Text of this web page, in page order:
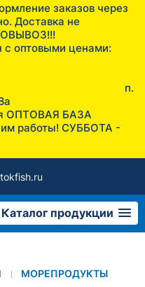
заказов через
Доставка не
САМОВЫВОЗ!!!
с оптовыми ценами:
13
ОПТОВАЯ БАЗА
работы! СУББОТА -
Каталог продукции
МОРЕПРОДУКТЫ